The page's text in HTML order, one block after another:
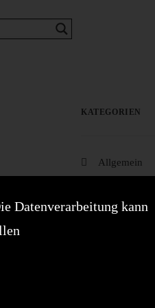
KATEGORIEN
Allgemein
SCHLAGWÖRTER
Datenverarbeitung kann